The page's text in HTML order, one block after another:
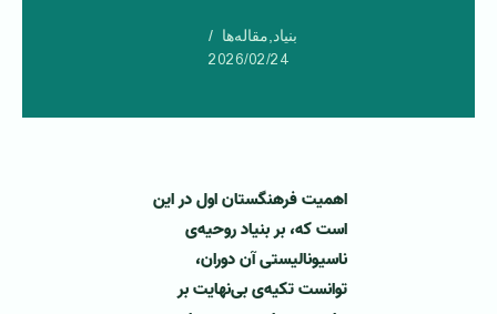
بنیاد,مقاله‌ها
2026/02/24
اهمیت فرهنگستان اول در این
است كه، بر بنیاد روحیه‌ی
ناسیونالیستی آن دوران،
توانست تكیه‌ی بی‌نهایت بر